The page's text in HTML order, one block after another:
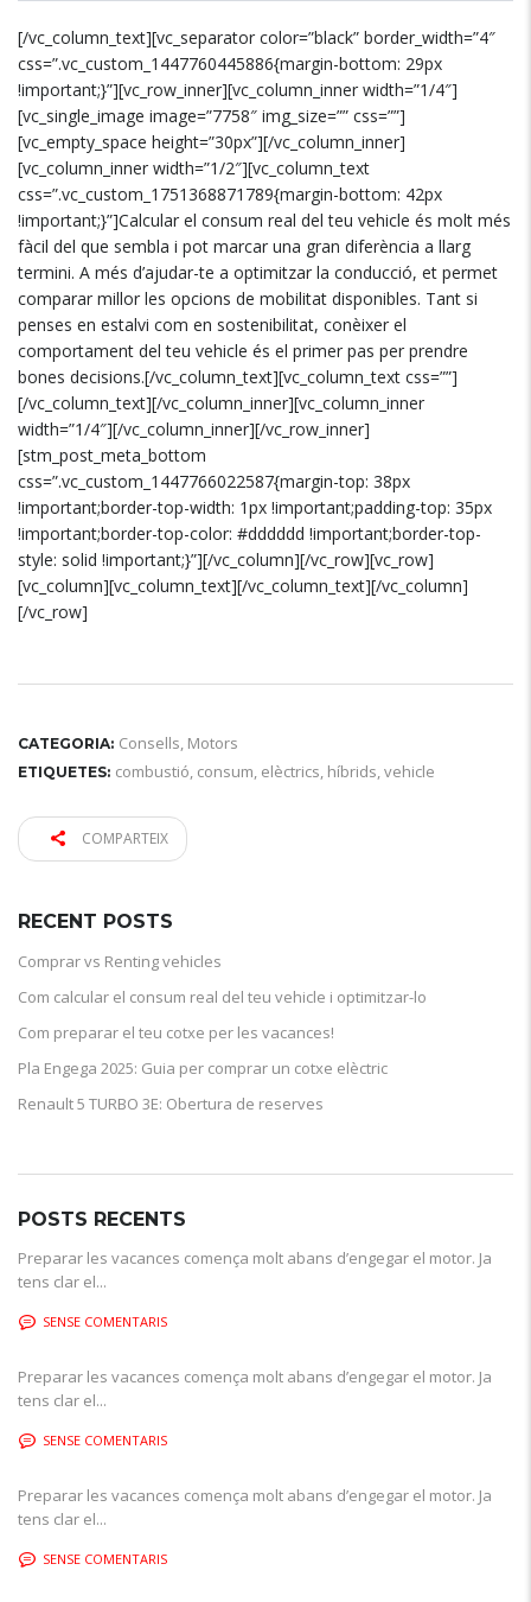
[/vc_column_text][vc_separator color=”black” border_width=”4″
css=”.vc_custom_1447760445886{margin-bottom: 29px
!important;}”][vc_row_inner][vc_column_inner width=”1/4″]
[vc_single_image image=”7758″ img_size=”” css=””]
[vc_empty_space height=”30px”][/vc_column_inner]
[vc_column_inner width=”1/2″][vc_column_text
css=”.vc_custom_1751368871789{margin-bottom: 42px
!important;}”]Calcular el consum real del teu vehicle és molt més
fàcil del que sembla i pot marcar una gran diferència a llarg
termini. A més d’ajudar-te a optimitzar la conducció, et permet
comparar millor les opcions de mobilitat disponibles. Tant si
penses en estalvi com en sostenibilitat, conèixer el
comportament del teu vehicle és el primer pas per prendre
bones decisions.[/vc_column_text][vc_column_text css=””]
[/vc_column_text][/vc_column_inner][vc_column_inner
width=”1/4″][/vc_column_inner][/vc_row_inner]
[stm_post_meta_bottom
css=”.vc_custom_1447766022587{margin-top: 38px
!important;border-top-width: 1px !important;padding-top: 35px
!important;border-top-color: #dddddd !important;border-top-
style: solid !important;}”][/vc_column][/vc_row][vc_row]
[vc_column][vc_column_text][/vc_column_text][/vc_column]
[/vc_row]
CATEGORIA: Consells, Motors
ETIQUETES: combustió, consum, elèctrics, híbrids,vehicle
COMPARTEIX
RECENT POSTS
Comprar vs Renting vehicles
Com calcular el consum real del teu vehicle i optimitzar-lo
Com preparar el teu cotxe per les vacances!
Pla Engega 2025: Guia per comprar un cotxe elèctric
Renault 5 TURBO 3E: Obertura de reserves
POSTS RECENTS
Preparar les vacances comença molt abans d’engegar el motor. Ja
tens clar el...
SENSE COMENTARIS
Preparar les vacances comença molt abans d’engegar el motor. Ja
tens clar el...
SENSE COMENTARIS
Preparar les vacances comença molt abans d’engegar el motor. Ja
tens clar el...
SENSE COMENTARIS